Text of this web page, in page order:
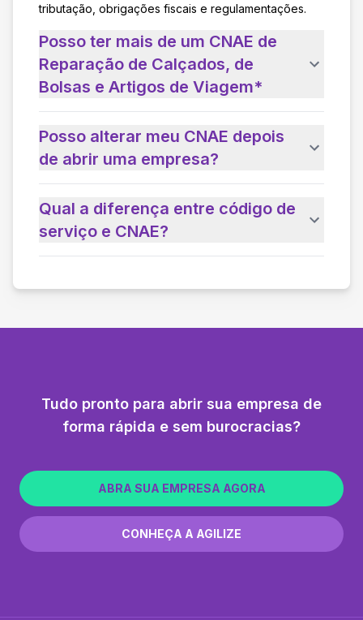
tributação, obrigações fiscais e regulamentações.
Posso ter mais de um CNAE de
Reparação de Calçados, de
Bolsas e Artigos de Viagem*
Posso alterar meu CNAE depois
de abrir uma empresa?
Qual a diferença entre código de
serviço e CNAE?
Tudo pronto para abrir sua empresa de
forma rápida e sem burocracias?
ABRA SUA EMPRESA AGORA
CONHEÇA A AGILIZE